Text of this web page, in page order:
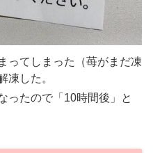
ってしまった（苺がまだ凍
凍した。
ったので「10時間後」と